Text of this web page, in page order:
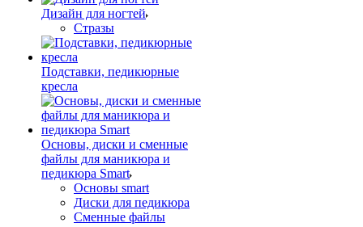
Дизайн для ногтей
Стразы
Подставки, педикюрные
кресла
Основы, диски и сменные
файлы для маникюра и
педикюра Smart
Основы smart
Диски для педикюра
Сменные файлы